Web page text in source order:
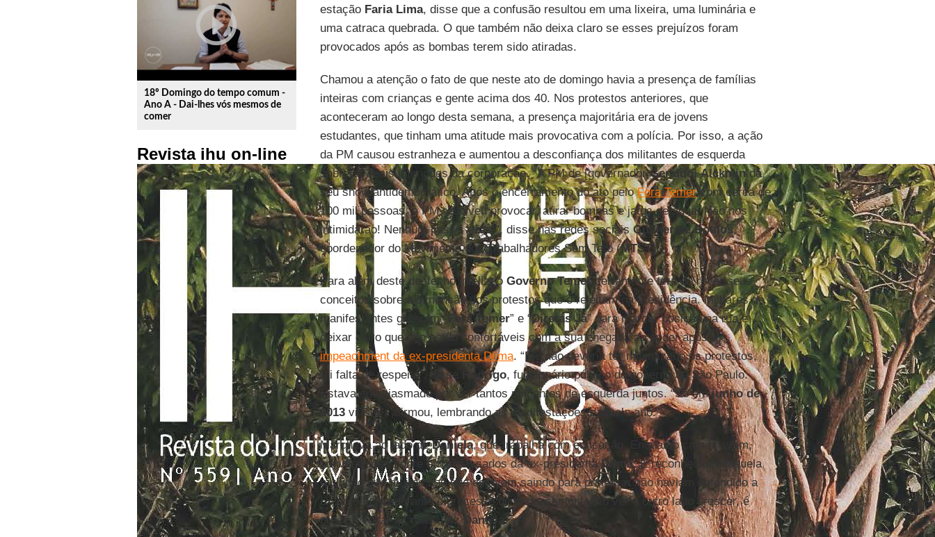
play_circle_outline
18º Domingo do tempo comum -
Ano A - Dai-lhes vós mesmos de
comer
Revista ihu on-line
estação Faria Lima, disse que a confusão resultou em uma lixeira, uma luminária e
uma catraca quebrada. O que também não deixa claro se esses prejuízos foram
provocados após as bombas terem sido atiradas.
Chamou a atenção o fato de que neste ato de domingo havia a presença de famílias
inteiras com crianças e gente acima dos 40. Nos protestos anteriores, que
aconteceram ao longo desta semana, a presença majoritária era de jovens
estudantes, que tinham uma atitude mais provocativa com a polícia. Por isso, a ação
da PM causou estranheza e aumentou a desconfiança dos militantes de esquerda
sobre as reais intenções da corporação. “A PM de [governadorGeraldo]Alckmindá
seu show antidemocrático. Após o encerramento do ato peloFora Temercom cerca de
100 mil pessoas, a PM resolveu provocar, atirar bombas e jatos de água. Não nos
intimidarão! Nenhum passo atrás!”, disse nas redes sociaisGuilherme Boulos,
coordenador do Movimento dos Trabalhadores Sem Teto (MTST ).
Para além deste desfecho infeliz, o Governo Temercertamente terá de rever seus
conceitos sobre a dimensão dos protestos que o rejeitam na presidência. Milhares de
manifestantes gritaram “Fora Temer” e “Diretas Já” para marcar posição na rua e
deixar claro que não estão confortáveis com a sua chegada ao poder após o
impeachment da ex-presidenta Dilma. “Ele não deveria ter minimizado os protestos,
foi falta de respeito”, disse
Rodrigo, funcionário público do governo de São Paulo.
Estava entusiasmado por ver tantos militantes de esquerda juntos. “Só emjunho de
2013vi isto”, afirmou, lembrando as manifestações daquele ano.
Marchava ao lado deDaniela, que trabalha com educação. Enquanto caminhavam,
conversavam sobre erros passados da ex-presidentaDilma. E reconheciam naquela
multidão que muitos dos que estavam saindo para protestar não haviam defendido a
ex-presidenta durante o processo de impeachment. “Ao ver o outro lado crescer, é
preciso voltar às ruas”, dizDaniela .